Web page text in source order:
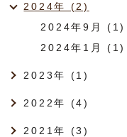
2024年 (2)
2024年9月 (1)
2024年1月 (1)
2023年 (1)
2022年 (4)
2021年 (3)